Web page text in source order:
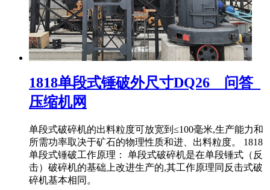
1818单段式锤破外尺寸DQ26__问答_
压缩机网
单段式破碎机的出料粒度可放宽到≤100毫米,生产能力和
所需功率取决于矿石的物理性质和进、出料粒度。 1818
单段式锤破工作原理： 单段式破碎机是在单段锤式（反
击）破碎机的基础上改进生产的,其工作原理同反击式破
碎机基本相同。